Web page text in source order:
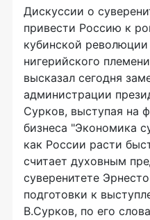
Дискуссии о
привести Россию к
кубинской
нигерийского
высказал сегодня
администрации
Сурков, выступая на
бизнеса "Экономика
как России расти
считает духовным
суверенитете
подготовки к
В.Сурков, по его